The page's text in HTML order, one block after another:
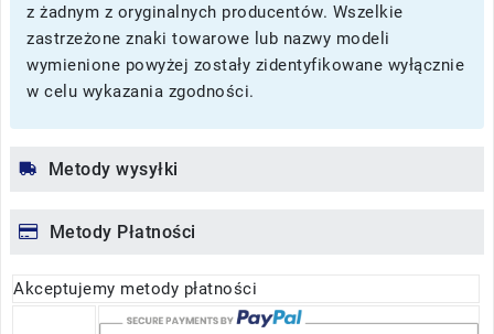
z żadnym z oryginalnych producentów. Wszelkie
zastrzeżone znaki towarowe lub nazwy modeli
wymienione powyżej zostały zidentyfikowane wyłącznie
w celu wykazania zgodności.
Metody wysyłki
Metody Płatności
Akceptujemy metody płatności